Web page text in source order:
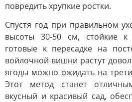
повредить хрупкие ростки.
Спустя год при правильном
высоты 30-50 см, стойкие
готовые к пересадке на
войлочной вишни растут
ягоды можно ожидать на
Этот метод станет
вкусный и красивый сад,